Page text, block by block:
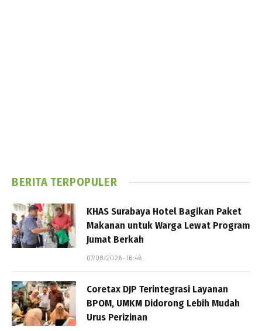
BERITA TERPOPULER
KHAS Surabaya Hotel Bagikan Paket
Makanan untuk Warga Lewat Program
Jumat Berkah
07/08/2026 - 16:46
Coretax DJP Terintegrasi Layanan
BPOM, UMKM Didorong Lebih Mudah
Urus Perizinan